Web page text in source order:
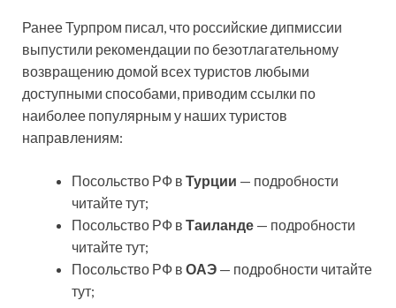
Ранее Турпром писал, что российские дипмиссии
выпустили рекомендации по безотлагательному
возвращению домой всех туристов любыми
доступными способами, приводим ссылки по
наиболее популярным у наших туристов
направлениям:
Посольство РФ в Турции — подробности
читайте тут;
Посольство РФ в Таиланде — подробности
читайте тут;
Посольство РФ в ОАЭ — подробности читайте
тут;